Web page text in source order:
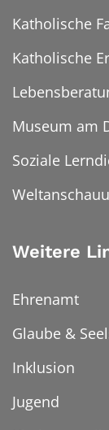
Katholische
Katholische
Museum am
Soziale
Weitere
Ehrenamt
Glaube &
Inklusion
Jugend